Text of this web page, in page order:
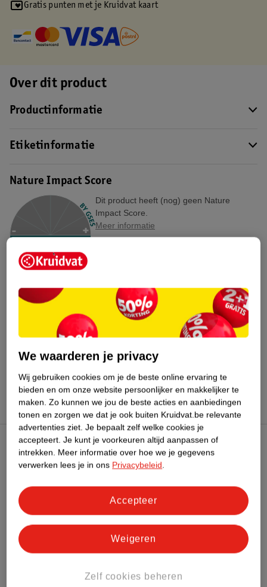
Gratis punten met je Kruidvat kaart
Over dit product
Productinformatie
Etiketinformatie
Nature Impact Score
Dit product heeft (nog) geen Nature
Impact Score.
Meer informatie
Bestel & Bezorginformatie
Bekijk ook
Hoe controleren wij de reviews?
Kruidvat Club
Klantenservice
We waarderen je privacy
Wij gebruiken cookies om je de beste online ervaring te
bieden en om onze website persoonlijker en makkelijker te
maken. Zo kunnen we jou de beste acties en aanbiedingen
tonen en zorgen we dat je ook buiten Kruidvat.be relevante
advertenties ziet. Je bepaalt zelf welke cookies je
accepteert. Je kunt je voorkeuren altijd aanpassen of
intrekken. Meer informatie over hoe we je gegevens
verwerken lees je in ons Privacybeleid.
Zelf cookies beheren
Weigeren
Accepteer